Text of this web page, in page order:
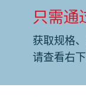
只需通
获取规格
请查看右